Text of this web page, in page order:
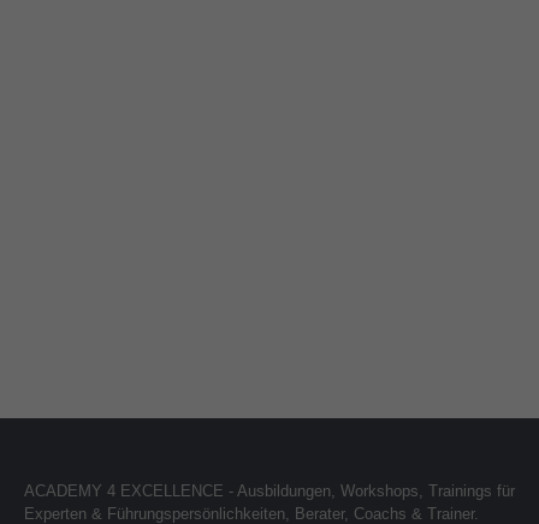
ACADEMY 4 EXCELLENCE - Ausbildungen, Workshops, Trainings für
Experten & Führungspersönlichkeiten, Berater, Coachs & Trainer.